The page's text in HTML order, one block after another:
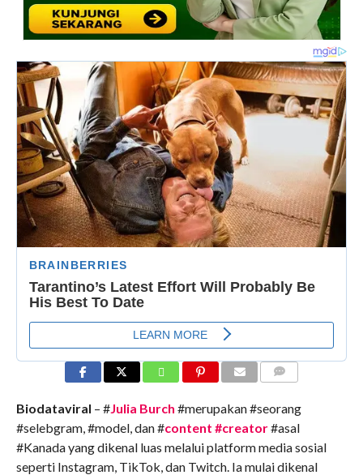
Biodataviral – #Julia Burch #merupakan #seorang
#selebgram, #model, dan #content #creator#asal
#Kanada yang dikenal luas melalui platform media sosial
seperti Instagram, TikTok, dan Twitch. Ia mulai dikenal